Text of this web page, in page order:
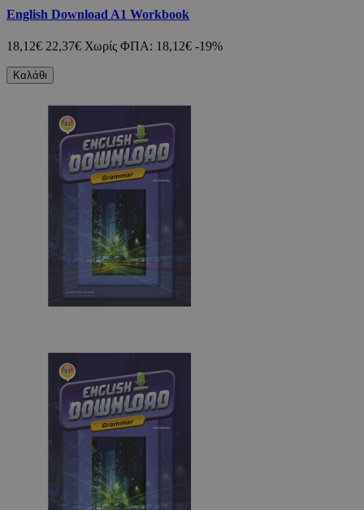
English Download A1 Workbook
18,12€ 22,37€ Χωρίς ΦΠΑ: 18,12€ -19%
Καλάθι